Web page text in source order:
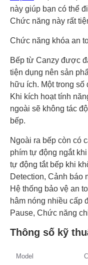
này giúp bạn có thể
Chức năng này rất
Chức năng khóa an
Bếp từ Canzy được
tiện dụng nên sản
hữu ích. Một trong số
Khi kích hoạt tính
ngoài sẽ không tác
bếp.
Ngoài ra bếp còn có
phím tự động ngắt
tự động tắt bếp khi
Detection, Cảnh báo
Hệ thống bảo vệ an
hâm nóng nhiều cấp
Pause, Chức năng
Thông số kỹ
Model